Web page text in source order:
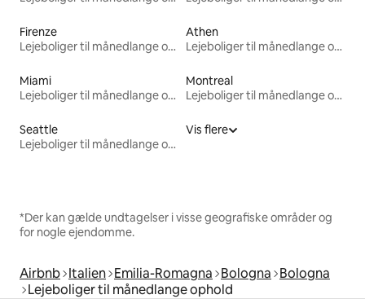
Firenze
Lejeboliger til månedlange ophold
Athen
Lejeboliger til månedlange ophold
Miami
Lejeboliger til månedlange ophold
Montreal
Lejeboliger til månedlange ophold
Seattle
Lejeboliger til månedlange ophold
Vis flere
*Der kan gælde undtagelser i visse geografiske områder og
for nogle ejendomme.
Airbnb Italien Emilia-Romagna Bologna Bologna
Lejeboliger til månedlange ophold